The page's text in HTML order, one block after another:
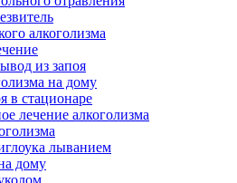
алкоголизма
из запоя
на дому
в стационаре
лечение алкоголизма
лыванием
дому